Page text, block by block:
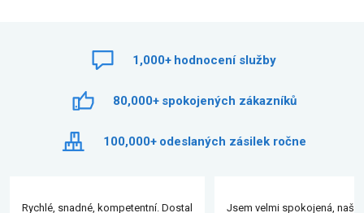
1,000+ hodnocení služby
80,000+ spokojených zákazníků
100,000+ odeslaných zásilek ročne
Rychlé, snadné, kompetentní. Dostal
Jsem velmi spokojená, naše